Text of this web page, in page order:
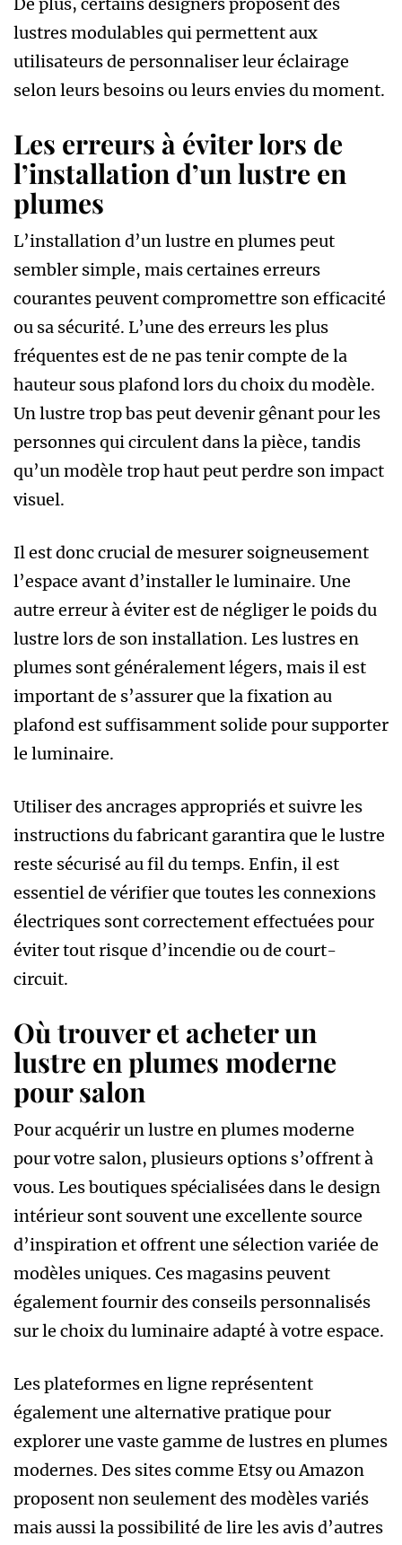
De plus, certains designers proposent des
lustres modulables qui permettent aux
utilisateurs de personnaliser leur éclairage
selon leurs besoins ou leurs envies du moment.
Les erreurs à éviter lors de
l’installation d’un lustre en
plumes
L’installation d’un lustre en plumes peut
sembler simple, mais certaines erreurs
courantes peuvent compromettre son efficacité
ou sa sécurité. L’une des erreurs les plus
fréquentes est de ne pas tenir compte de la
hauteur sous plafond lors du choix du modèle.
Un lustre trop bas peut devenir gênant pour les
personnes qui circulent dans la pièce, tandis
qu’un modèle trop haut peut perdre son impact
visuel.
Il est donc crucial de mesurer soigneusement
l’espace avant d’installer le luminaire. Une
autre erreur à éviter est de négliger le poids du
lustre lors de son installation. Les lustres en
plumes sont généralement légers, mais il est
important de s’assurer que la fixation au
plafond est suffisamment solide pour supporter
le luminaire.
Utiliser des ancrages appropriés et suivre les
instructions du fabricant garantira que le lustre
reste sécurisé au fil du temps. Enfin, il est
essentiel de vérifier que toutes les connexions
électriques sont correctement effectuées pour
éviter tout risque d’incendie ou de court-
circuit.
Où trouver et acheter un
lustre en plumes moderne
pour salon
Pour acquérir un lustre en plumes moderne
pour votre salon, plusieurs options s’offrent à
vous. Les boutiques spécialisées dans le design
intérieur sont souvent une excellente source
d’inspiration et offrent une sélection variée de
modèles uniques. Ces magasins peuvent
également fournir des conseils personnalisés
sur le choix du luminaire adapté à votre espace.
Les plateformes en ligne représentent
également une alternative pratique pour
explorer une vaste gamme de lustres en plumes
modernes. Des sites comme Etsy ou Amazon
proposent non seulement des modèles variés
mais aussi la possibilité de lire les avis d’autres